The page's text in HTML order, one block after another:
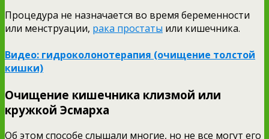
Процедура не назначается во время беременности
или менструации, рака простаты или кишечника.
Видео: гидроколонотерапия (очищение толстой
кишки)
Очищение кишечника клизмой или
кружкой Эсмарха
Об этом способе слышали многие, но не все могут его